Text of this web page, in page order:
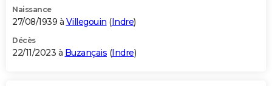
Naissance
27/08/1939 à Villegouin (Indre)
Décès
22/11/2023 à Buzançais (Indre)